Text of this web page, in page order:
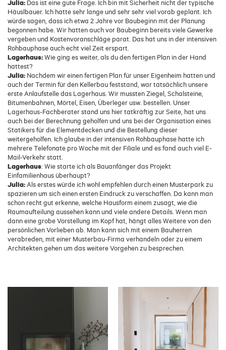
Julia: Das ist eine gute Frage. Ich bin mit Sicherheit nicht der typische
Häuslbauer. Ich hatte sehr lange und sehr sehr viel vorab geplant. Ich
würde sagen, dass ich etwa 2 Jahre vor Baubeginn mit der Planung
begonnen habe. Wir hatten auch vor Baubeginn bereits viele Gewerke
vergeben und Kostenvoranschläge parat. Das hat uns in der intensiven
Rohbauphase auch echt viel Zeit erspart.
Lagerhaus:Wie ging es weiter, als du den fertigen Plan in der Hand
hattest?
Julia: Nachdem wir einen fertigen Plan für unser Eigenheim hatten und
auch der Termin für den Kellerbau feststand, war tatsächlich unsere
erste Anlaufstelle das Lagerhaus. Wir mussten Ziegel, Schalsteine,
Bitumenbahnen, Mörtel, Eisen, Überleger usw. bestellen. Unser
Lagerhaus-Fachberater stand uns hier tatkräftig zur Seite, hat uns
auch bei der Berechnung geholfen und uns bei der Organisation eines
Statikers für die Elementdecken und die Bestellung dieser
weitergeholfen. Ich glaube in der intensiven Rohbauphase hatte ich
mehrere Telefonate pro Woche mit der Filiale und es fand auch viel E-
Mail-Verkehr statt.
Lagerhaus: Wie starte ich als Bauanfänger das Projekt
Einfamilienhaus überhaupt?
Julia:Als erstes würde ich wohl empfehlen durch einen Musterpark zu
spazieren um sich einen ersten Eindruck zu verschaffen. Da kann man
schon recht gut erkenne, welche Hausform einem zusagt, wie die
Raumaufteilung aussehen kann und viele andere Details. Wenn man
dann eine grobe Vorstellung im Kopf hat, hängt alles Weitere von den
persönlichen Vorlieben ab. Man kann sich mit einem Bauherren
verabreden, mit einer Musterbau-Firma verhandeln oder zu einem
Architekten gehen um das weitere Vorgehen zu besprechen.